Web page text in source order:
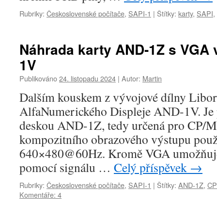
Rubriky: Československé počítače, SAPI-1 | Štítky: karty, SAPI,
Náhrada karty AND-1Z s VGA
1V
Publikováno24. listopadu 2024 | Autor: Martin
Dalším kouskem z vývojové dílny
AlfaNumerického Displeje AND-1V.
deskou AND-1Z, tedy určená pro CP/
kompozitního obrazového výstupu
640×480@60Hz. Kromě VGA
pomocí signálu … Celý příspěvek →
Rubriky: Československé počítače, SAPI-1 | Štítky: AND-1Z,
Komentáře: 4